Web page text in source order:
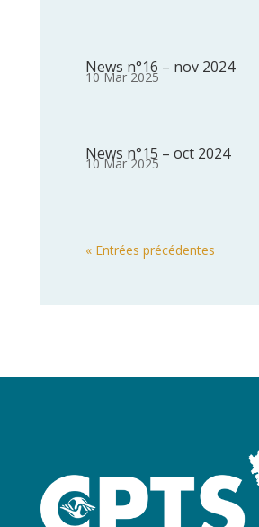
News n°16 – nov 2024
10 Mar 2025
News n°15 – oct 2024
10 Mar 2025
« Entrées précédentes